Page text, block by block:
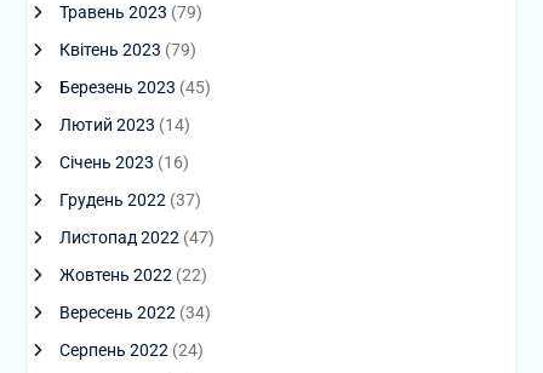
Травень 2023 (79)
Квітень 2023 (79)
Березень 2023 (45)
Лютий 2023 (14)
Січень 2023 (16)
Грудень 2022 (37)
Листопад 2022 (47)
Жовтень 2022 (22)
Вересень 2022 (34)
Серпень 2022 (24)